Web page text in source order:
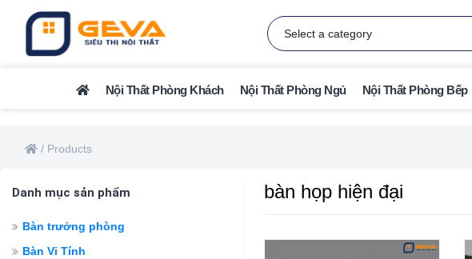
Nội Thất Phòng Khách Nội Thất Phòng Ngủ Nội Thất Phòng Bếp
/ Products
bàn họp hiện đại
Danh mục sản phẩm
Bàn trưởng phòng
Bàn Vi Tính